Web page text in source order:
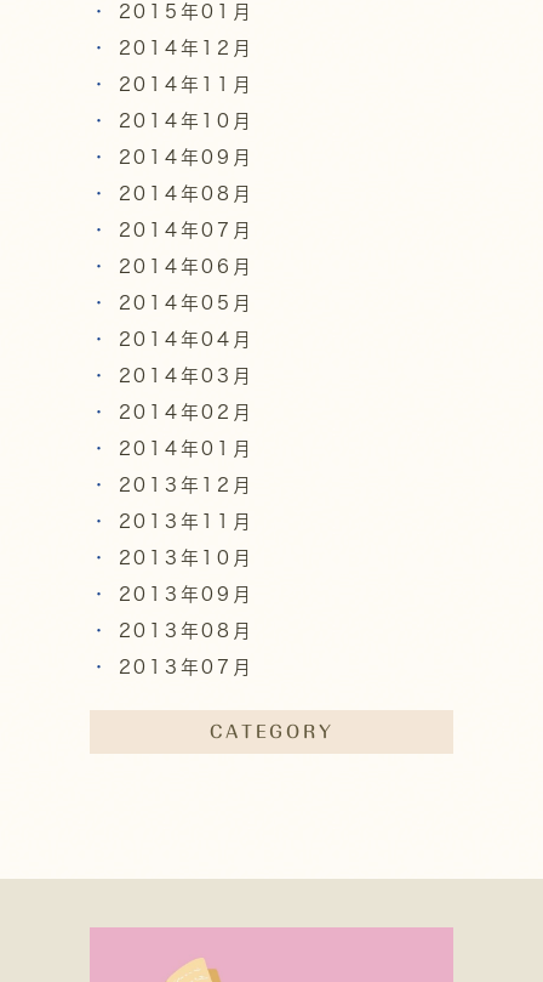
2015年01月
2014年12月
2014年11月
2014年10月
2014年09月
2014年08月
2014年07月
2014年06月
2014年05月
2014年04月
2014年03月
2014年02月
2014年01月
2013年12月
2013年11月
2013年10月
2013年09月
2013年08月
2013年07月
CATEGORY